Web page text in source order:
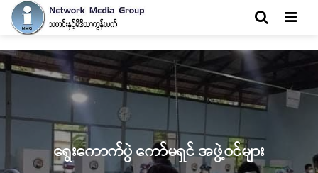
ရွေးကောက်ပွဲ ကော်မရှင် အဖွဲ့ဝင်များ